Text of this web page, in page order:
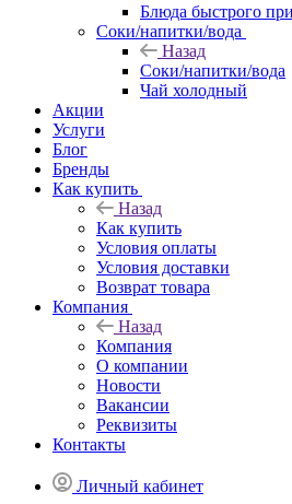
Блюда быстрого
Соки/напитки/вода
Назад
Соки/напитки/вода
Чай холодный
Акции
Услуги
Блог
Бренды
Как купить
Назад
Как купить
Условия оплаты
Условия доставки
Возврат товара
Компания
Назад
Компания
О компании
Новости
Вакансии
Реквизиты
Контакты
Личный кабинет